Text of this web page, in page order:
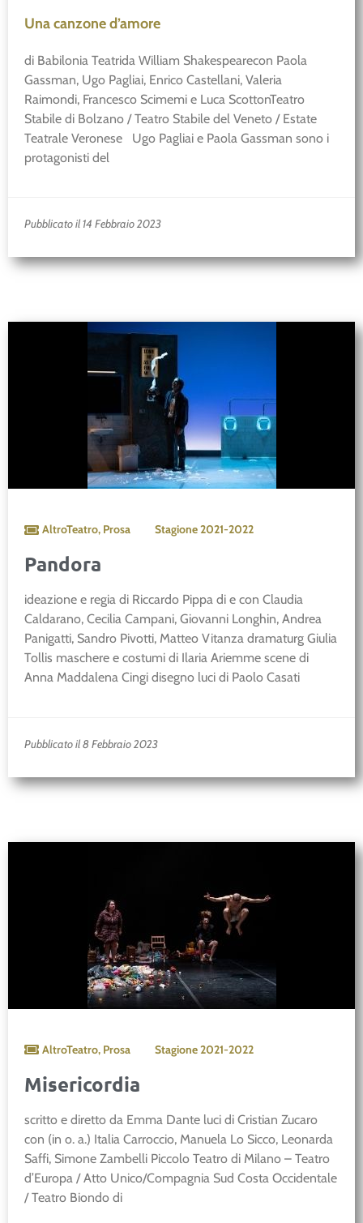
Una canzone d’amore
di Babilonia Teatrida William Shakespearecon Paola
Gassman, Ugo Pagliai, Enrico Castellani, Valeria
Raimondi, Francesco Scimemi e Luca ScottonTeatro
Stabile di Bolzano / Teatro Stabile del Veneto / Estate
Teatrale Veronese Ugo Pagliai e Paola Gassman sono i
protagonisti del
Pubblicato il 14 Febbraio 2023
AltroTeatro, Prosa Stagione2021-2022
Pandora
ideazione e regia di Riccardo Pippa di e con Claudia
Caldarano, Cecilia Campani, Giovanni Longhin, Andrea
Panigatti, Sandro Pivotti, Matteo Vitanza dramaturg Giulia
Tollis maschere e costumi di Ilaria Ariemme scene di
Anna Maddalena Cingi disegno luci di Paolo Casati
Pubblicato il 8 Febbraio 2023
AltroTeatro, Prosa Stagione2021-2022
Misericordia
scritto e diretto da Emma Dante luci di Cristian Zucaro
con (in o. a.) Italia Carroccio, Manuela Lo Sicco, Leonarda
Saffi, Simone Zambelli Piccolo Teatro di Milano – Teatro
d’Europa / Atto Unico/Compagnia Sud Costa Occidentale
/ Teatro Biondo di